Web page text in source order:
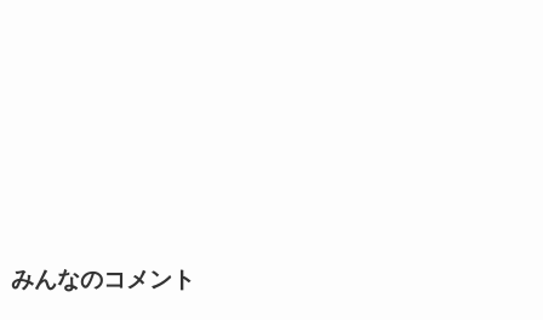
みんなのコメント